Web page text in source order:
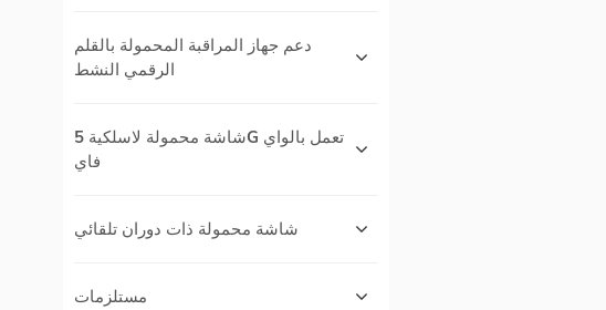
دعم جهاز المراقبة المحمولة بالقلم
الرقمي النشط
شاشة محمولة لاسلكية 5G تعمل بالواي
فاي
شاشة محمولة ذات دوران تلقائي
مستلزمات